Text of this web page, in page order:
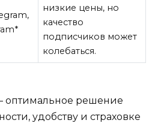
низкие цены, но
качество
подписчиков может
колебаться.
решение
удобству и страховке